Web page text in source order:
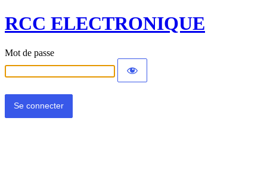
RCC ELECTRONIQUE
Mot de passe